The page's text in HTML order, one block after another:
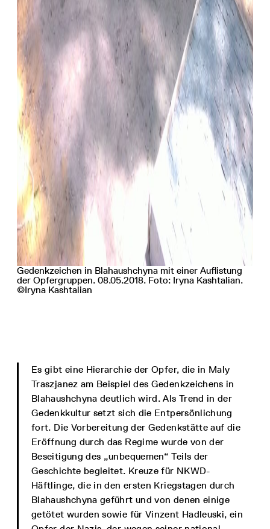
Gedenkzeichen in Blahaushchyna mit einer Auflistung
der Opfergruppen. 08.05.2018. Foto: Iryna Kashtalian.
©Iryna Kashtalian
Es gibt eine Hierarchie der Opfer, die in Maly
Traszjanez am Beispiel des Gedenkzeichens in
Blahaushchyna deutlich wird. Als Trend in der
Gedenkkultur setzt sich die Entpersönlichung
fort. Die Vorbereitung der Gedenkstätte auf die
Eröffnung durch das Regime wurde von der
Beseitigung des „unbequemen“ Teils der
Geschichte begleitet. Kreuze für NKWD-
Häftlinge, die in den ersten Kriegstagen durch
Blahaushchyna geführt und von denen einige
getötet wurden sowie für Vinzent Hadleuski, ein